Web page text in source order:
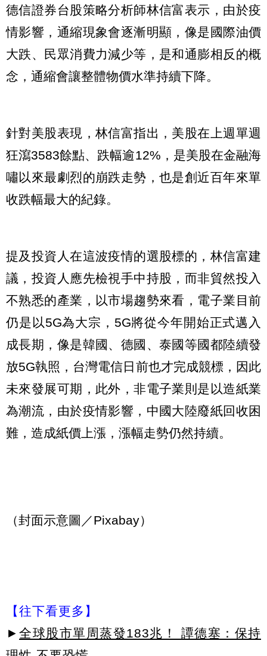
德信證券台股策略分析師林信富表示，由於疫
情影響，通縮現象會逐漸明顯，像是國際油價
大跌、民眾消費力減少等，是和通膨相反的概
念，通縮會讓整體物價水準持續下降。
針對美股表現，林信富指出，美股在上週單週
狂瀉3583餘點、跌幅逾12%，是美股在金融海
嘯以來最劇烈的崩跌走勢，也是創近百年來單
收跌幅最大的紀錄。
提及投資人在這波疫情的選股標的，林信富建
議，投資人應先檢視手中持股，而非貿然投入
不熟悉的產業，以市場趨勢來看，電子業目前
仍是以5G為大宗，5G將從今年開始正式邁入
成長期，像是韓國、德國、泰國等國都陸續發
放5G執照，台灣電信日前也才完成競標，因此
未來發展可期，此外，非電子業則是以造紙業
為潮流，由於疫情影響，中國大陸廢紙回收困
難，造成紙價上漲，漲幅走勢仍然持續。
（封面示意圖／Pixabay）
【往下看更多】
► 全球股市單周蒸發183兆！ 譚德塞：保持